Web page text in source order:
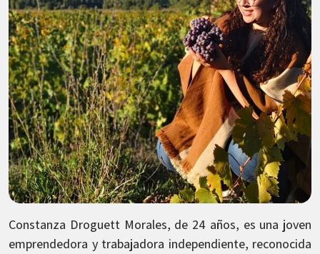
Constanza Droguett Morales, de 24 años, es una joven
emprendedora y trabajadora independiente, reconocida